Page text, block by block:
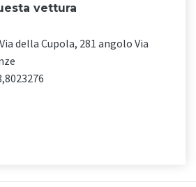
vettura
della Cupola, 281 angolo Via